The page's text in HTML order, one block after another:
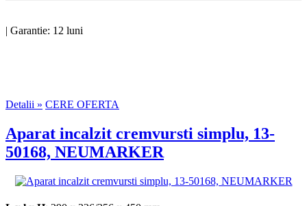
| Garantie: 12 luni
Detalii » CERE OFERTA
Aparat incalzit cremvursti simplu, 13-
50168, NEUMARKER